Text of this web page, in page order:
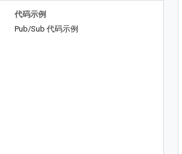
代码示例
Pub/Sub 代码示例